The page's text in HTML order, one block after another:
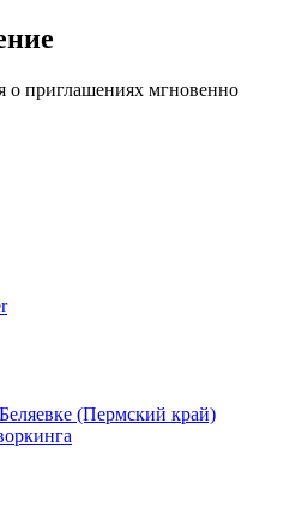
о приглашениях мгновенно
(Пермский край)